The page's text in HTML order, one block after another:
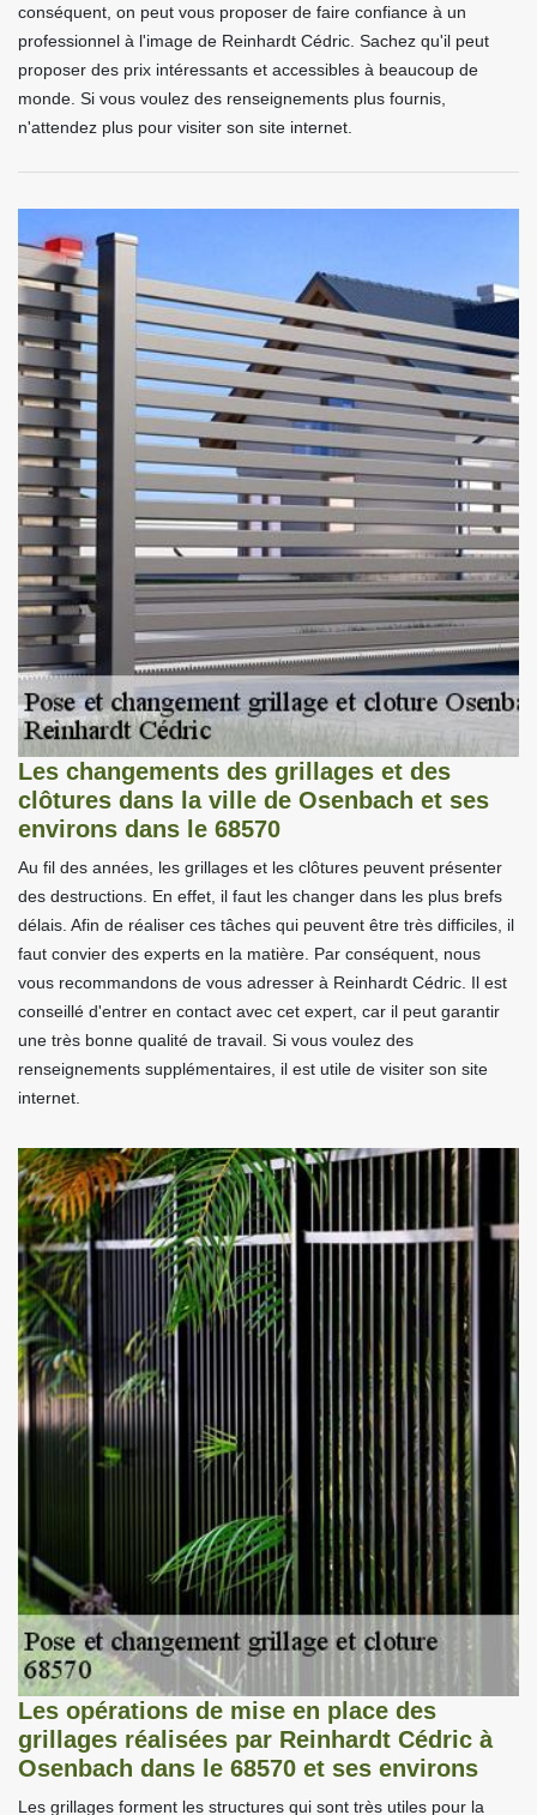
conséquent, on peut vous proposer de faire confiance à un
professionnel à l'image de Reinhardt Cédric. Sachez qu'il peut
proposer des prix intéressants et accessibles à beaucoup de
monde. Si vous voulez des renseignements plus fournis,
n'attendez plus pour visiter son site internet.
Les changements des grillages et des
clôtures dans la ville de Osenbach et ses
environs dans le 68570
Au fil des années, les grillages et les clôtures peuvent présenter
des destructions. En effet, il faut les changer dans les plus brefs
délais. Afin de réaliser ces tâches qui peuvent être très difficiles, il
faut convier des experts en la matière. Par conséquent, nous
vous recommandons de vous adresser à Reinhardt Cédric. Il est
conseillé d'entrer en contact avec cet expert, car il peut garantir
une très bonne qualité de travail. Si vous voulez des
renseignements supplémentaires, il est utile de visiter son site
internet.
Les opérations de mise en place des
grillages réalisées par Reinhardt Cédric à
Osenbach dans le 68570 et ses environs
Les grillages forment les structures qui sont très utiles pour la